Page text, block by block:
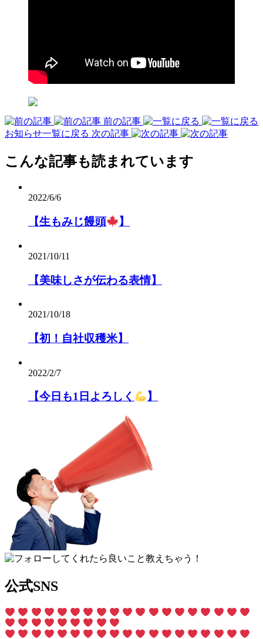
前の記事
お知らせ一覧に戻る 次の記事
こんな記事も読まれています
2022/6/6
【生もみじ饅頭 】
2021/10/11
【美味しさが伝わる表情】
2021/10/18
【初！自社収穫米】
2022/2/7
【今日も1日よろしく 】
公式SNS